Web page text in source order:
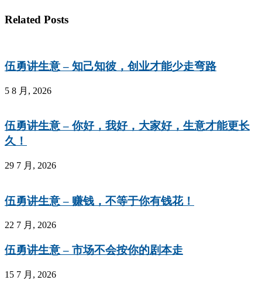
Related Posts
伍勇讲生意 – 知己知彼，创业才能少走弯路
5 8 月, 2026
伍勇讲生意 – 你好，我好，大家好，生意才能更长
久！
29 7 月, 2026
伍勇讲生意 – 赚钱，不等于你有钱花！
22 7 月, 2026
伍勇讲生意 – 市场不会按你的剧本走
15 7 月, 2026